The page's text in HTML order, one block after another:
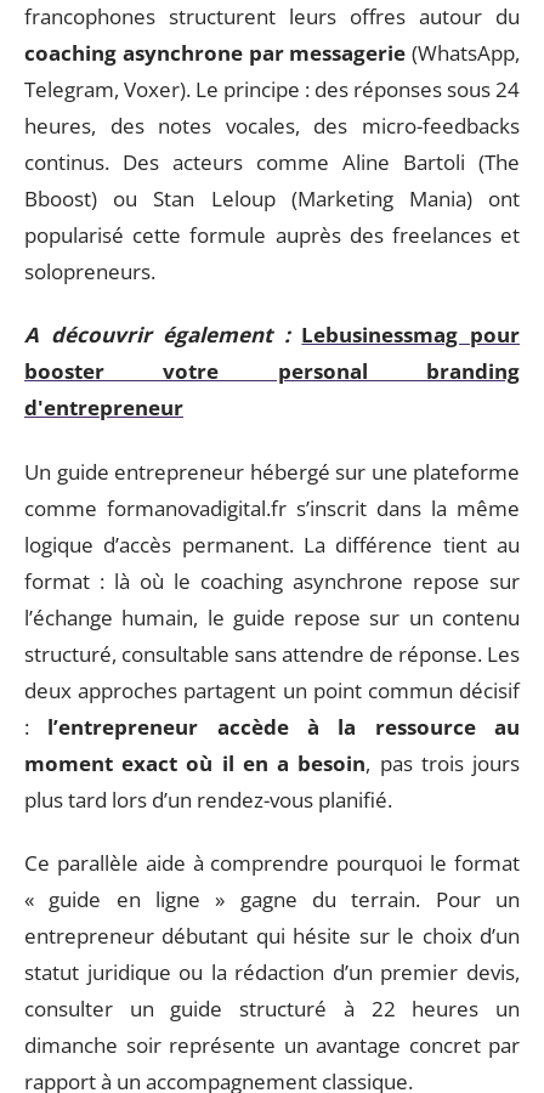
francophones structurent leurs offres autour du
coaching asynchrone par messagerie (WhatsApp,
Telegram, Voxer). Le principe : des réponses sous 24
heures, des notes vocales, des micro-feedbacks
continus. Des acteurs comme Aline Bartoli (The
Bboost) ou Stan Leloup (Marketing Mania) ont
popularisé cette formule auprès des freelances et
solopreneurs.
A découvrir également : Lebusinessmag pour
booster votre personal branding
d'entrepreneur
Un guide entrepreneur hébergé sur une plateforme
comme formanovadigital.fr s’inscrit dans la même
logique d’accès permanent. La différence tient au
format : là où le coaching asynchrone repose sur
l’échange humain, le guide repose sur un contenu
structuré, consultable sans attendre de réponse. Les
deux approches partagent un point commun décisif
: l’entrepreneur accède à la ressource au
moment exact où il en a besoin, pas trois jours
plus tard lors d’un rendez-vous planifié.
Ce parallèle aide à comprendre pourquoi le format
« guide en ligne » gagne du terrain. Pour un
entrepreneur débutant qui hésite sur le choix d’un
statut juridique ou la rédaction d’un premier devis,
consulter un guide structuré à 22 heures un
dimanche soir représente un avantage concret par
rapport à un accompagnement classique.